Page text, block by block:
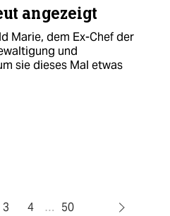
angezeigt
Marie, dem Ex-Chef der
und
sie dieses Mal etwas
3 4 … 50